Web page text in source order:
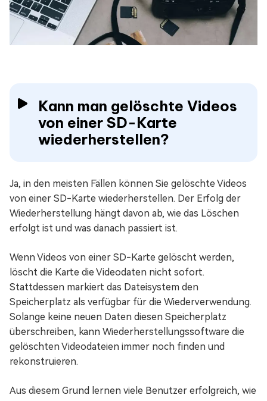
Kann man gelöschte Videos
von einer SD-Karte
wiederherstellen?
Ja, in den meisten Fällen können Sie gelöschte Videos
von einer SD-Karte wiederherstellen. Der Erfolg der
Wiederherstellung hängt davon ab, wie das Löschen
erfolgt ist und was danach passiert ist.
Wenn Videos von einer SD-Karte gelöscht werden,
löscht die Karte die Videodaten nicht sofort.
Stattdessen markiert das Dateisystem den
Speicherplatz als verfügbar für die Wiederverwendung.
Solange keine neuen Daten diesen Speicherplatz
überschreiben, kann Wiederherstellungssoftware die
gelöschten Videodateien immer noch finden und
rekonstruieren.
Aus diesem Grund lernen viele Benutzer erfolgreich, wie